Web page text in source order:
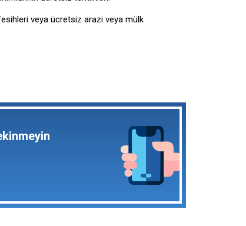
veya ücretsiz arazi veya mülk